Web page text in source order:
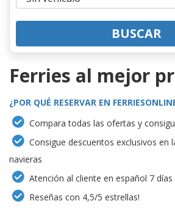
BUSCAR
Ferries al mejor
¿POR QUÉ RESERVAR EN
Compara todas las ofertas y
Consigue descuentos exclusivos en
navieras
Atención al cliente en español 7
Reseñas con 4,5/5 estrellas!